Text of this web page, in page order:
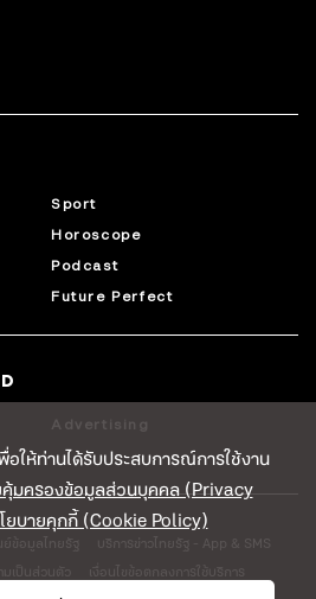
อให้ท่านได้รับประสบการณ์การใช้งาน
คุ้มครองข้อมูลส่วนบุคคล (Privacy
ยบายคุกกี้ (Cookie Policy)
Sport
Horoscope
Podcast
Future Perfect
Advertising
ย์ข้อมูลไทยรัฐ
บริการข่าวไทยรัฐ - App & SMS
เป็นส่วนตัว
เงื่อนไขข้อตกลงการใช้บริการ